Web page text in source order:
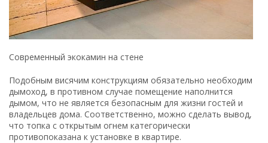
Современный экокамин на стене
Подобным висячим конструкциям обязательно необходим
дымоход, в противном случае помещение наполнится
дымом, что не является безопасным для жизни гостей и
владельцев дома. Соответственно, можно сделать вывод,
что топка с открытым огнем категорически
противопоказана к установке в квартире.